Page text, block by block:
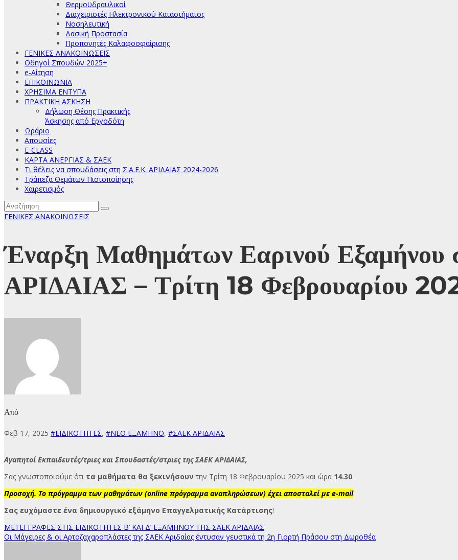
Θερμοϋδραυλικοί
Διαχειριστές Ηλεκτρονικού Καταστήματος
Νοσηλευτική
Δασική Προστασία
Προπονητές Καλαφοσφαίρισης
ΓΕΝΙΚΕΣ ΑΝΑΚΟΙΝΩΣΕΙΣ
Οδηγοί Σπουδών 2025+
e-Αίτηση
ΕΠΙΚΟΙΝΩΝΙΑ
ΧΡΗΣΙΜΑ ΕΝΤΥΠΑ
ΠΡΑΚΤΙΚΗ ΑΣΚΗΣΗ
Δήλωση Θέσης Πρακτικής
Άσκησης από Εργοδότη
Ωράριο
Απουσίες
E-CLASS
ΚΑΡΤΑ ΑΝΕΡΓΙΑΣ & ΣΑΕΚ
Τι θέλεις να σπουδάσεις στη Σ.Α.Ε.Κ. ΑΡΙΔΑΙΑΣ 2024-2026
Τράπεζα Θεμάτων Πιστοποίησης
Χαιρετισμός
ΓΕΝΙΚΕΣ ΑΝΑΚΟΙΝΩΣΕΙΣ
Έναρξη Μαθημάτων Εαρινού
ΑΡΙΔΑΙΑΣ – Τρίτη 18 Φεβρουαρίου
Από
Φεβ 17, 2025 #ΕΙΔΙΚΟΤΗΤΕΣ, #ΝΕΟ ΕΞΑΜΗΝΟ, #ΣΑΕΚ ΑΡΙΔΑΙΑΣ
Αγαπητοί Εκπαιδευτές/τριες και Σπουδαστές/στριες της ΣΑΕΚ ΑΡΙΔΑΙΑΣ,
Σας γνωστοποιούμε ότι τα μαθήματα θα ξεκινήσουν την Τρίτη 18 Φεβρουαρίου 2025 και ώρα 14.30.
Προσοχή. Το πρόγραμμα των μαθημάτων (online πρόγραμμα αναπληρώσεων) έχει αποσταλεί με e-mail.
Σας ευχόμαστε ένα δημιουργικό εξάμηνο Επαγγελματικής Κατάρτισης!
Πλοήγηση
ΜΕΤΕΓΓΡΑΦΕΣ ΣΤΙΣ ΕΙΔΙΚΟΤΗΤΕΣ Β’ ΚΑΙ Δ’ ΕΞΑΜΗΝΟΥ ΤΗΣ ΣΑΕΚ ΑΡΙΔΑΙΑΣ
Οι Μάγειρες & οι Αρτοζαχαροπλάστες της ΣΑΕΚ Αριδαίας έντυσαν γευστικά τη 2η Γιορτή Πράσου στη Δωροθέα